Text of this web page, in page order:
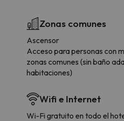
Zonas comunes
Ascensor
Acceso para personas con
zonas comunes (sin baño
habitaciones)
Wifi e Internet
Wi-Fi gratuito en todo el